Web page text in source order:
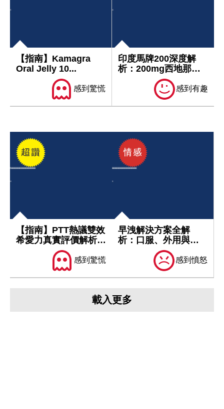
【指南】Kamagra
Oral Jelly 10...
感到驚慌
印度馬牌200深度解
析：200mg西地那非
如何科學...
感到有趣
【指南】PTT熱議雙效
希愛力真實評價解析：
安全用藥...
感到驚慌
早洩解決方案全解
析：口服、外用與調
理的科學選擇指南...
感到憤怒
載入更多